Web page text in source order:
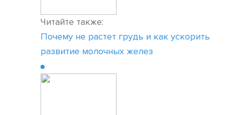
Читайте также:
Почему не растет грудь и как ускорить
развитие молочных желез